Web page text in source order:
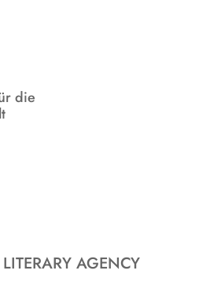
die
AGENCY